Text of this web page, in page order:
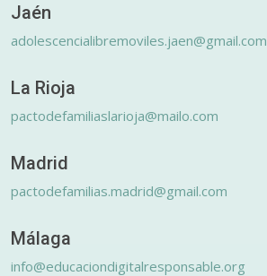
Jaén
adolescencialibremoviles.jaen@gmail.com
La Rioja
pactodefamiliaslarioja@mailo.com
Madrid
pactodefamilias.madrid@gmail.com
Málaga
info@educaciondigitalresponsable.org